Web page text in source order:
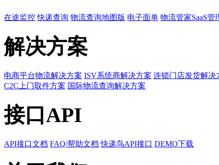
在途监控 快递查询 物流查询地图版 电子面单 物流管家SaaS管
解决方案
电商平台物流解决方案 ISV系统商解决方案 连锁门店发货解决
C2C上门取件方案 国际物流查询解决方案
接口API
API接口文档 FAQ/帮助文档 快递鸟API接口 DEMO下载